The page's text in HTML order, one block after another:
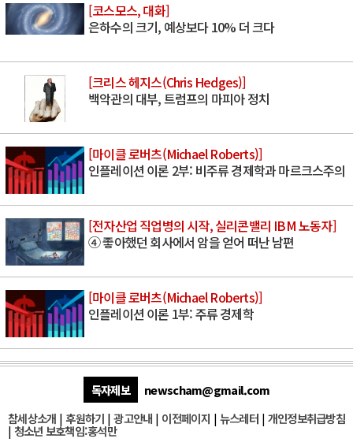
[코스모스, 대화]
은하수의 크기, 예상보다 10% 더 크다
[크리스 헤지스(Chris Hedges)]
백악관의 대부, 트럼프의 마피아 정치
[마이클 로버츠(Michael Roberts)]
인플레이션 이론 2부: 비주류 경제학과 마르크스주의
[전자산업 직업병의 시작, 실리콘밸리 IBM 노동자]
④ 좋아했던 회사에서 암을 얻어 떠난 남편
[마이클 로버츠(Michael Roberts)]
인플레이션 이론 1부: 주류 경제학
독자제보
newscham@gmail.com
참세상소개 | 후원하기 |광고안내 | 이전페이지 | 뉴스레터| 개인정보취급방침
| 청소년 보호책임:홍석만